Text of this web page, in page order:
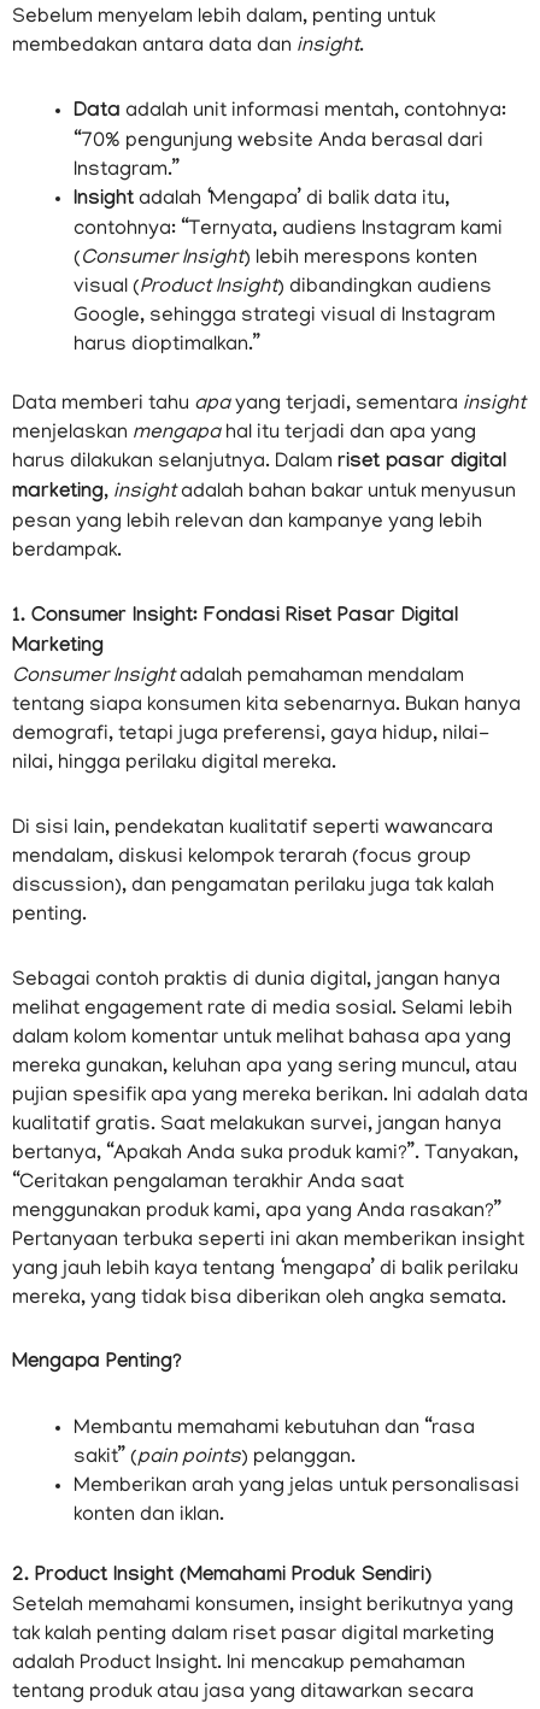
Sebelum menyelam lebih dalam, penting untuk
membedakan antara data dan insight.
Data adalah unit informasi mentah, contohnya:
“70% pengunjung website Anda berasal dari
Instagram.”
Insight adalah ‘Mengapa’ di balik data itu,
contohnya: “Ternyata, audiens Instagram kami
(Consumer Insight) lebih merespons konten
visual (Product Insight) dibandingkan audiens
Google, sehingga strategi visual di Instagram
harus dioptimalkan.”
Data memberi tahu apayang terjadi, sementara insight
menjelaskan mengapahal itu terjadi dan apa yang
harus dilakukan selanjutnya. Dalam riset pasar digital
marketing, insightadalah bahan bakar untuk menyusun
pesan yang lebih relevan dan kampanye yang lebih
berdampak.
1. Consumer Insight: Fondasi Riset Pasar Digital
Marketing
Consumer Insightadalah pemahaman mendalam
tentang siapa konsumen kita sebenarnya. Bukan hanya
demografi, tetapi juga preferensi, gaya hidup, nilai-
nilai, hingga perilaku digital mereka.
Di sisi lain, pendekatan kualitatif seperti wawancara
mendalam, diskusi kelompok terarah (focus group
discussion), dan pengamatan perilaku juga tak kalah
penting.
Sebagai contoh praktis di dunia digital, jangan hanya
melihat engagement rate di media sosial. Selami lebih
dalam kolom komentar untuk melihat bahasa apa yang
mereka gunakan, keluhan apa yang sering muncul, atau
pujian spesifik apa yang mereka berikan. Ini adalah data
kualitatif gratis. Saat melakukan survei, jangan hanya
bertanya, “Apakah Anda suka produk kami?”. Tanyakan,
“Ceritakan pengalaman terakhir Anda saat
menggunakan produk kami, apa yang Anda rasakan?”
Pertanyaan terbuka seperti ini akan memberikan insight
yang jauh lebih kaya tentang ‘mengapa’ di balik perilaku
mereka, yang tidak bisa diberikan oleh angka semata.
Mengapa Penting?
Membantu memahami kebutuhan dan “rasa
sakit” (pain points) pelanggan.
Memberikan arah yang jelas untuk personalisasi
konten dan iklan.
2. Product Insight (Memahami Produk Sendiri)
Setelah memahami konsumen, insight berikutnya yang
tak kalah penting dalam riset pasar digital marketing
adalah Product Insight. Ini mencakup pemahaman
tentang produk atau jasa yang ditawarkan secara